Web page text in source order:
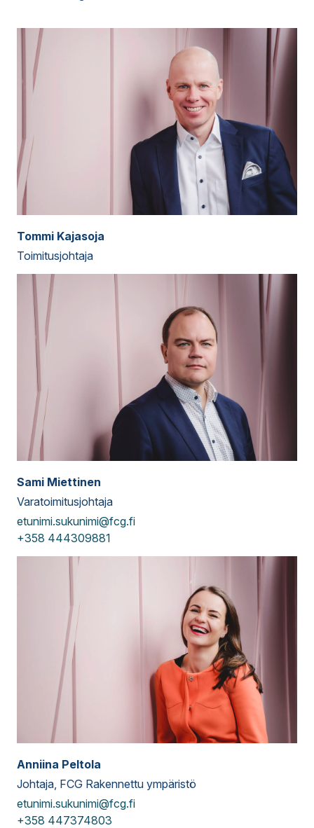
Tommi Kajasoja
Toimitusjohtaja
Sami Miettinen
Varatoimitusjohtaja
etunimi.sukunimi@fcg.fi
+358 444309881
Anniina Peltola
Johtaja, FCG Rakennettu ympäristö
etunimi.sukunimi@fcg.fi
+358 447374803